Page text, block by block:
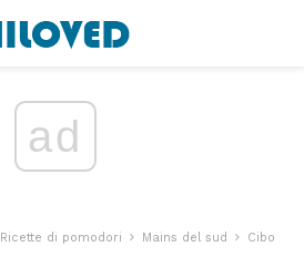
ad
Ricette di pomodori Mains del sud
Cibo